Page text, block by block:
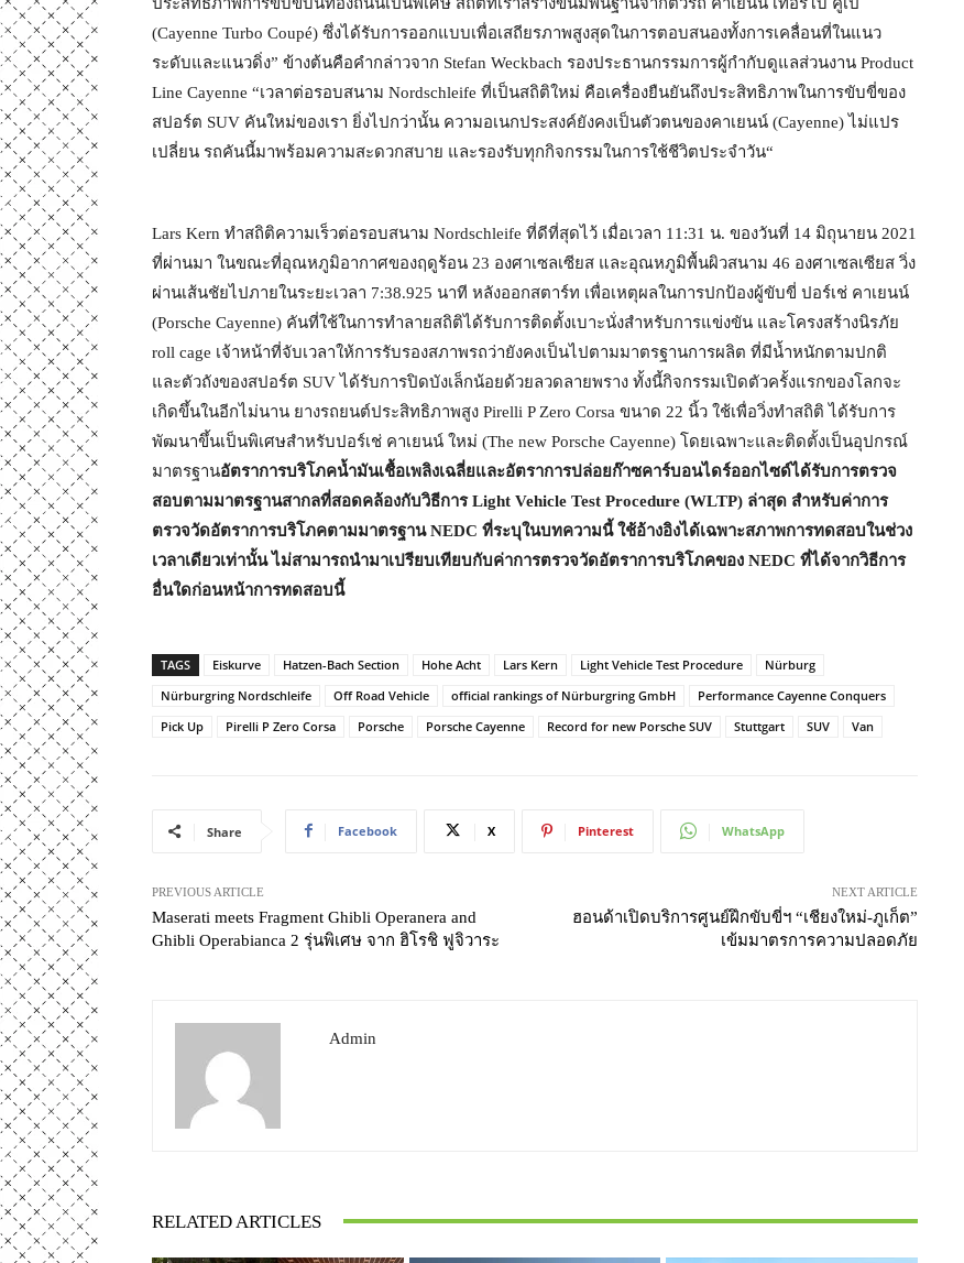
(Cayenne Turbo Coupé) ซึ่งได้รับการออกแบบเพื่อเสถียรภาพสูงสุดในการตอบสนองทั้งการเคลื่อนที่ในแนว
ระดับและแนวดิ่ง” ข้างต้นคือคำกล่าวจาก Stefan Weckbach รองประธานกรรมการผู้กำกับดูแลส่วนงาน Product
Line Cayenne “เวลาต่อรอบสนาม Nordschleife ที่เป็นสถิติใหม่ คือเครื่องยืนยันถึงประสิทธิภาพในการขับขี่ของ
สปอร์ต SUV คันใหม่ของเรา ยิ่งไปกว่านั้น ความอเนกประสงค์ยังคงเป็นตัวตนของคาเยนน์ (Cayenne) ไม่แปร
เปลี่ยน รถคันนี้มาพร้อมความสะดวกสบาย และรองรับทุกกิจกรรมในการใช้ชีวิตประจำวัน“
Lars Kern ทำสถิติความเร็วต่อรอบสนาม Nordschleife ที่ดีที่สุดไว้ เมื่อเวลา 11:31 น. ของวันที่ 14 มิถุนายน 2021
ที่ผ่านมา ในขณะที่อุณหภูมิอากาศของฤดูร้อน 23 องศาเซลเซียส และอุณหภูมิพื้นผิวสนาม 46 องศาเซลเซียส วิ่ง
ผ่านเส้นชัยไปภายในระยะเวลา 7:38.925 นาที หลังออกสตาร์ท เพื่อเหตุผลในการปกป้องผู้ขับขี่ ปอร์เช่ คาเยนน์
(Porsche Cayenne) คันที่ใช้ในการทำลายสถิติได้รับการติดตั้งเบาะนั่งสำหรับการแข่งขัน และโครงสร้างนิรภัย
roll cage เจ้าหน้าที่จับเวลาให้การรับรองสภาพรถว่ายังคงเป็นไปตามมาตรฐานการผลิต ที่มีน้ำหนักตามปกติ
และตัวถังของสปอร์ต SUV ได้รับการปิดบังเล็กน้อยด้วยลวดลายพราง ทั้งนี้กิจกรรมเปิดตัวครั้งแรกของโลกจะ
เกิดขึ้นในอีกไม่นาน ยางรถยนต์ประสิทธิภาพสูง Pirelli P Zero Corsa ขนาด 22 นิ้ว ใช้เพื่อวิ่งทำสถิติ ได้รับการ
พัฒนาขึ้นเป็นพิเศษสำหรับปอร์เช่ คาเยนน์ ใหม่ (The new Porsche Cayenne) โดยเฉพาะและติดตั้งเป็นอุปกรณ์
มาตรฐานอัตราการบริโภคน้ำมันเชื้อเพลิงเฉลี่ยและอัตราการปล่อยก๊าซคาร์บอนไดร์ออกไซด์ได้รับการตรวจ
สอบตามมาตรฐานสากลที่สอดคล้องกับวิธีการ Light Vehicle Test Procedure (WLTP) ล่าสุด สำหรับค่าการ
ตรวจวัดอัตราการบริโภคตามมาตรฐาน NEDC ที่ระบุในบทความนี้ ใช้อ้างอิงได้เฉพาะสภาพการทดสอบในช่วง
เวลาเดียวเท่านั้น ไม่สามารถนำมาเปรียบเทียบกับค่าการตรวจวัดอัตราการบริโภคของ NEDC ที่ได้จากวิธีการ
อื่นใดก่อนหน้าการทดสอบนี้
TAGS Eiskurve Hatzen-Bach Section Hohe Acht Lars Kern Light Vehicle Test Procedure
Nürburg
Nürburgring Nordschleife
Off Road Vehicle official rankings of Nürburgring GmbH
Performance Cayenne Conquers
Pick Up
Pirelli P Zero Corsa Porsche Porsche Cayenne Record for new Porsche SUV Stuttgart SUV Van
Share Facebook X Pinterest WhatsApp
PREVIOUS ARTICLE
Maserati meets Fragment Ghibli Operanera and
Ghibli Operabianca 2 รุ่นพิเศษ จาก ฮิโรชิ ฟูจิวาระ
NEXT ARTICLE
ฮอนด้าเปิดบริการศูนย์ฝึกขับขี่ฯ “เชียงใหม่-ภูเก็ต”
เข้มมาตรการความปลอดภัย
Admin
RELATED ARTICLES